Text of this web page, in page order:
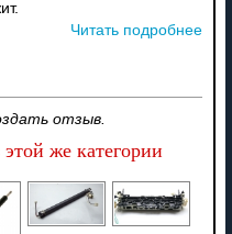
Читать подробнее
отзыв.
же категории